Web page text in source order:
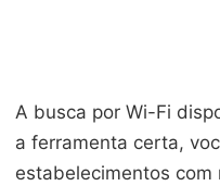
A busca por Wi-Fi
a ferramenta certa,
estabelecimentos